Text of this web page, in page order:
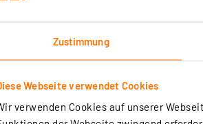
Zustimmung
Webseite verwendet Cookies
verwenden Cookies auf unserer
a.
Apps (z. B. Weather
für das Display) und
IP44
Superkondensator bis
Solar-Panel (integrierter